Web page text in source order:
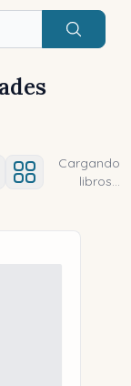
Buscar
(z-a)
Cargando
libros...